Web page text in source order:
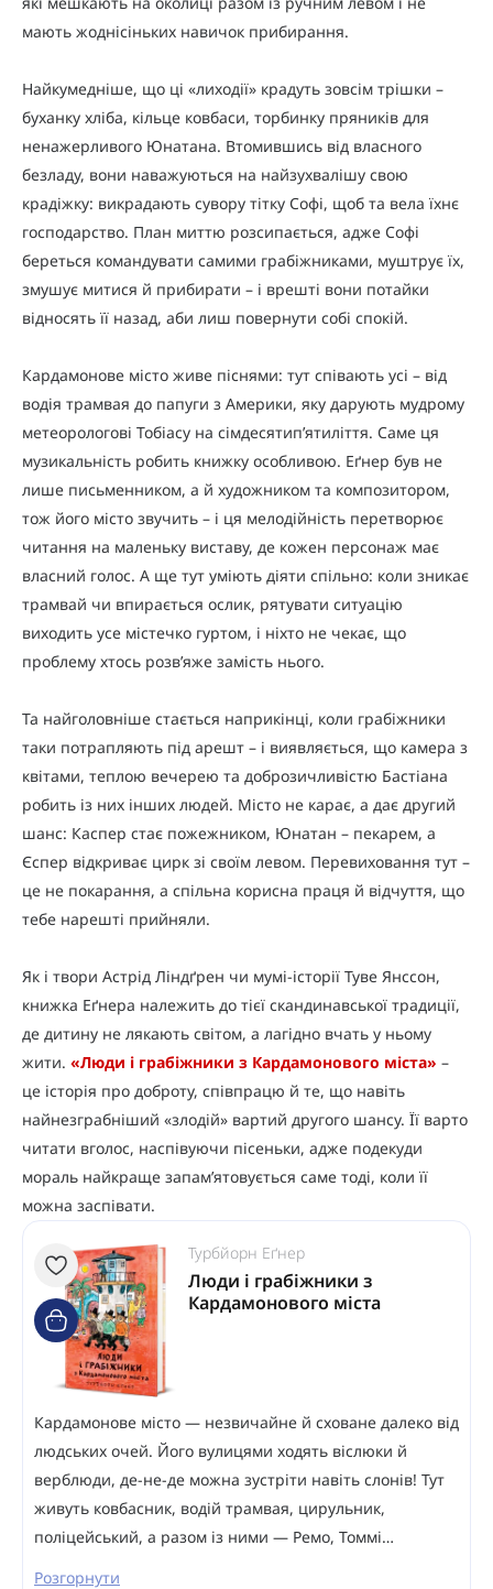
мають жоднісіньких навичок прибирання.
Найкумедніше, що ці «лиходії» крадуть зовсім трішки –
буханку хліба, кільце ковбаси, торбинку пряників для
ненажерливого Юнатана. Втомившись від власного
безладу, вони наважуються на найзухвалішу свою
крадіжку: викрадають сувору тітку Софі, щоб та вела їхнє
господарство. План миттю розсипається, адже Софі
береться командувати самими грабіжниками, муштрує їх,
змушує митися й прибирати – і врешті вони потайки
відносять її назад, аби лиш повернути собі спокій.
Кардамонове місто живе піснями: тут співають усі – від
водія трамвая до папуги з Америки, яку дарують мудрому
метеорологові Тобіасу на сімдесятип’ятиліття. Саме ця
музикальність робить книжку особливою. Еґнер був не
лише письменником, а й художником та композитором,
тож його місто звучить – і ця мелодійність перетворює
читання на маленьку виставу, де кожен персонаж має
власний голос. А ще тут уміють діяти спільно: коли зникає
трамвай чи впирається ослик, рятувати ситуацію
виходить усе містечко гуртом, і ніхто не чекає, що
проблему хтось розв’яже замість нього.
Та найголовніше стається наприкінці, коли грабіжники
таки потрапляють під арешт – і виявляється, що камера з
квітами, теплою вечерею та доброзичливістю Бастіана
робить із них інших людей. Місто не карає, а дає другий
шанс: Каспер стає пожежником, Юнатан – пекарем, а
Єспер відкриває цирк зі своїм левом. Перевиховання тут –
це не покарання, а спільна корисна праця й відчуття, що
тебе нарешті прийняли.
Як і твори Астрід Ліндґрен чи мумі-історії Туве Янссон,
книжка Еґнера належить до тієї скандинавської традиції,
де дитину не лякають світом, а лагідно вчать у ньому
жити. «Люди і грабіжники з Кардамонового міста» –
це історія про доброту, співпрацю й те, що навіть
найнезграбніший «злодій» вартий другого шансу. Її варто
читати вголос, наспівуючи пісеньки, адже подекуди
мораль найкраще запам’ятовується саме тоді, коли її
можна заспівати.
Турбйорн Еґнер
Люди і грабіжники з
Кардамонового міста
Кардамонове місто — незвичайне й сховане далеко від
людських очей. Його вулицями ходять віслюки й
верблюди, де-не-де можна зустріти навіть слонів! Тут
живуть ковбасник, водій трамвая, цирульник,
поліцейський, а разом із ними — Ремо, Томмі…
Розгорнути